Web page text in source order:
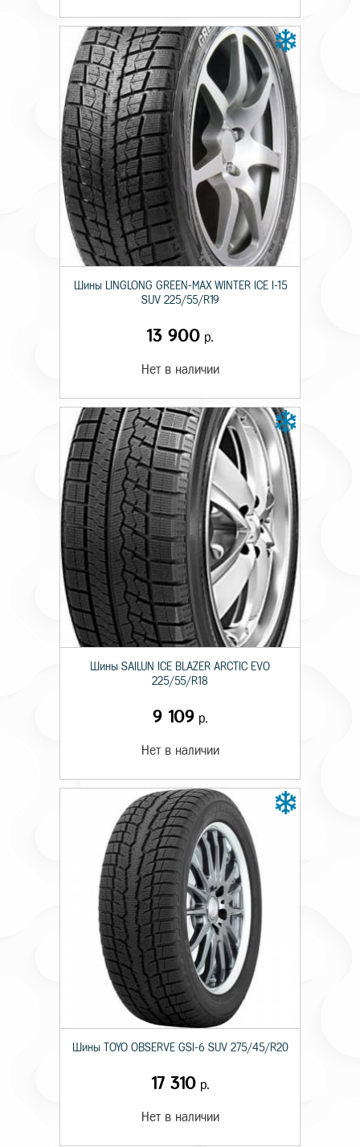
Шины LINGLONG GREEN-MAX WINTER ICE I-15
SUV 225/55/R19
13 900 р.
Нет в наличии
Шины SAILUN ICE BLAZER ARCTIC EVO
225/55/R18
9 109р.
Нет в наличии
Шины TOYO OBSERVE GSI-6 SUV 275/45/R20
17 310р.
Нет в наличии